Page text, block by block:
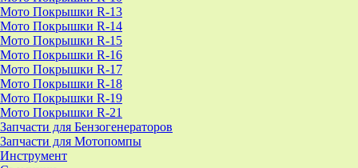
Мото Покрышки R-13
Мото Покрышки R-14
Мото Покрышки R-15
Мото Покрышки R-16
Мото Покрышки R-17
Мото Покрышки R-18
Мото Покрышки R-19
Мото Покрышки R-21
Запчасти для Бензогенераторов
Запчасти для Мотопомпы
Инструмент